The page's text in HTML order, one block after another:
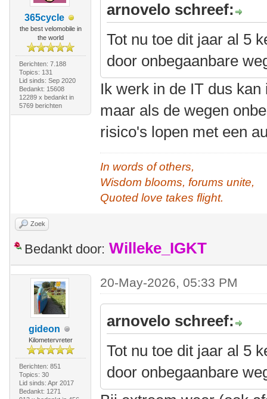
365cycle
the best velomobile in
the world
Berichten: 7.188
Topics: 131
Lid sinds: Sep 2020
Bedankt: 15608
12289 x bedankt in
5769 berichten
arnovelo schreef:
Tot nu toe dit jaar al 5
door onbegaanbare
Ik werk in de IT dus
maar als de wegen
risico's lopen met een
In words of others,
Wisdom blooms, forums unite,
Quoted love takes flight.
Zoek
Bedankt door: Willeke_IGKT
gideon
Kilometervreter
Berichten: 851
Topics: 30
Lid sinds: Apr 2017
Bedankt: 1271
20-May-2026, 05:33 PM
arnovelo schreef:
Tot nu toe dit jaar al 5
door onbegaanbare